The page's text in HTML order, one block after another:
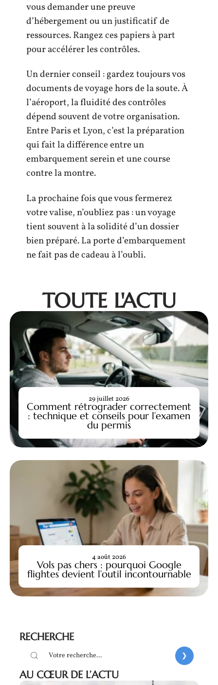
vous demander une preuve
d’hébergement ou un justificatif de
ressources. Rangez ces papiers à part
pour accélérer les contrôles.
Un dernier conseil : gardez toujours vos
documents de voyage hors de la soute. À
l’aéroport, la fluidité des contrôles
dépend souvent de votre organisation.
Entre Paris et Lyon, c’est la préparation
qui fait la différence entre un
embarquement serein et une course
contre la montre.
La prochaine fois que vous fermerez
votre valise, n’oubliez pas : un voyage
tient souvent à la solidité d’un dossier
bien préparé. La porte d’embarquement
ne fait pas de cadeau à l’oubli.
TOUTE L'ACTU
Comment rétrograder correctement
: technique et conseils pour l’examen
du permis
29 juillet 2026
Vols pas chers : pourquoi Google
flightes devient l’outil incontournable
4 août 2026
RECHERCHE
AU CŒUR DE L’ACTU